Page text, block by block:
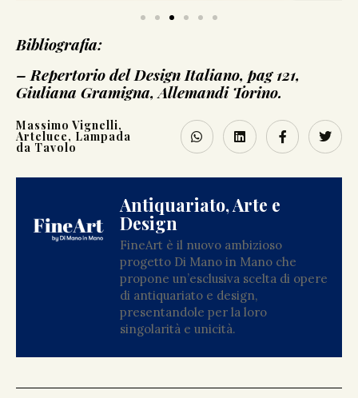
Bibliografia:
– Repertorio del Design Italiano, pag 121,
Giuliana Gramigna, Allemandi Torino.
Massimo Vignelli,
Arteluce, Lampada
da Tavolo
Antiquariato, Arte e
Design
FineArt è il nuovo ambizioso
progetto Di Mano in Mano che
propone un’esclusiva scelta di opere
di antiquariato e design,
presentandole per la loro
singolarità e unicità.